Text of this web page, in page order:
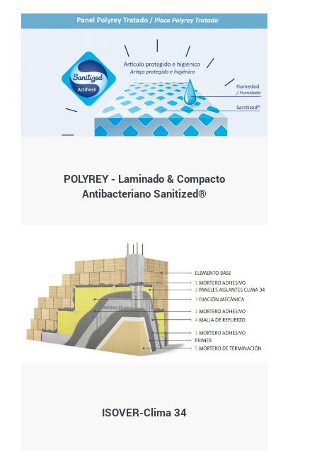
POLYREY - Laminado & Compacto
Antibacteriano Sanitized®
ISOVER-Clima 34